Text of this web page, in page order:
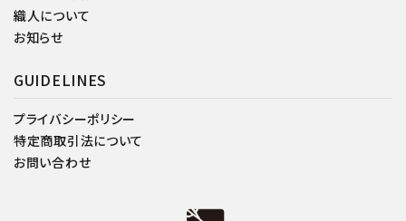
織人について
お知らせ
GUIDELINES
プライバシーポリシー
特定商取引法について
お問い合わせ